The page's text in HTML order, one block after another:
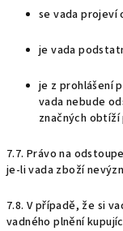
se vada projeví
je vada
je z prohlášení
vada nebude
značných
7.7. Právo na
je-li vada zboží
7.8. V případě, že si
vadného plnění